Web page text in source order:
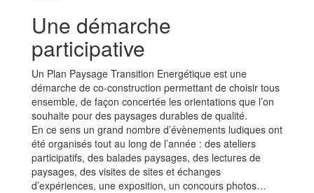
Une démarche
participative
Un Plan Paysage Transition Energétique est une
démarche de co-construction permettant de choisir tous
ensemble, de façon concertée les orientations que l’on
souhaite pour des paysages durables de qualité.
En ce sens un grand nombre d’évènements ludiques ont
été organisés tout au long de l’année : des ateliers
participatifs, des balades paysages, des lectures de
paysages, des visites de sites et échanges
d’expériences, une exposition, un concours photos…